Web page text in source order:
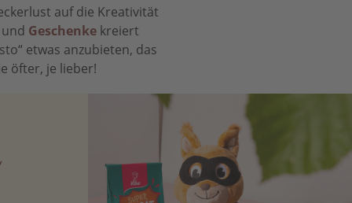
auf die Kreativität
Geschenkekreiert
etwas anzubieten, das
öfter, je lieber!